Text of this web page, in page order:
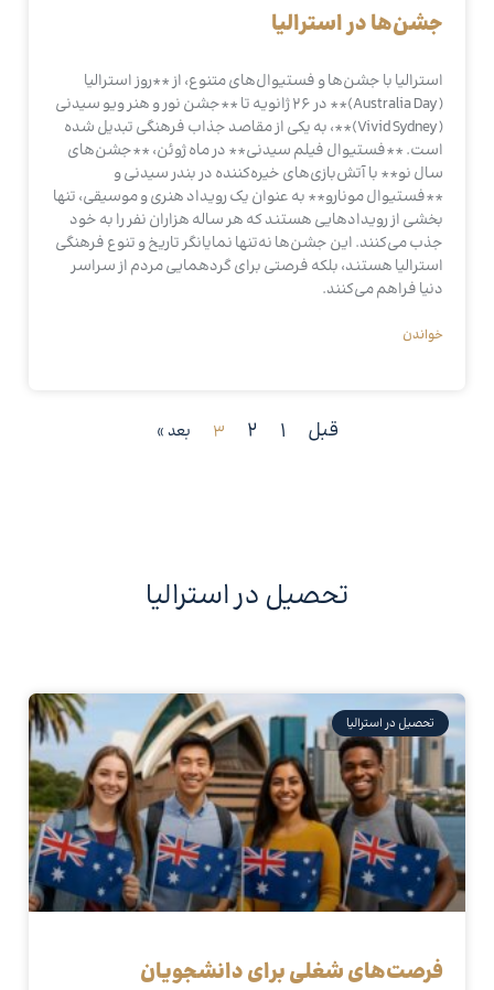
جشن‌ها در استرالیا
استرالیا با جشن‌ها و فستیوال‌های متنوع، از **روز استرالیا
(Australia Day)** در 26 ژانویه تا **جشن نور و هنر ویو سیدنی
(Vivid Sydney)**، به یکی از مقاصد جذاب فرهنگی تبدیل شده
است. **فستیوال فیلم سیدنی** در ماه ژوئن، **جشن‌های
سال نو** با آتش‌بازی‌های خیره‌کننده در بندر سیدنی و
**فستیوال مونارو** به عنوان یک رویداد هنری و موسیقی، تنها
بخشی از رویدادهایی هستند که هر ساله هزاران نفر را به خود
جذب می‌کنند. این جشن‌ها نه‌تنها نمایانگر تاریخ و تنوع فرهنگی
استرالیا هستند، بلکه فرصتی برای گردهمایی مردم از سراسر
دنیا فراهم می‌کنند.
خواندن
قبل 1
2
3 بعد »
تحصیل در استرالیا
تحصیل در استرالیا
فرصت‌های شغلی برای دانشجویان